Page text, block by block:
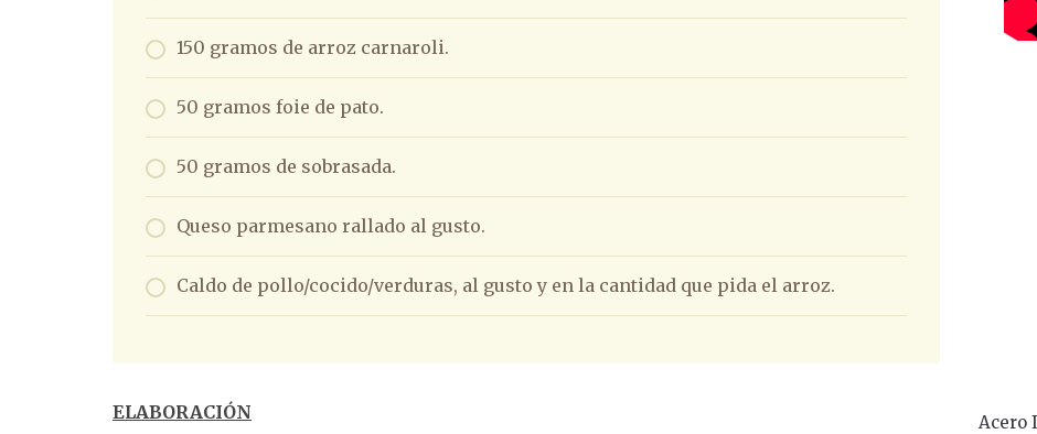
150 gramos de arroz carnaroli.
50 gramos foie de pato.
50 gramos de sobrasada.
Queso parmesano rallado al gusto.
Caldo de pollo/cocido/verduras, al gusto y en la cantidad que pida el arroz.
ELABORACIÓN Acero